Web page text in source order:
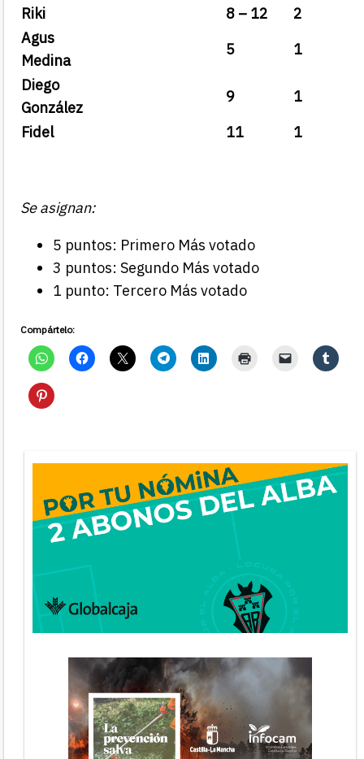
Riki
8 – 12
2
Agus
Medina
5
1
Diego
González
9
1
Fidel
11 1
Se asignan:
5 puntos: Primero Más votado
3 puntos: Segundo Más votado
1 punto: Tercero Más votado
Compártelo: